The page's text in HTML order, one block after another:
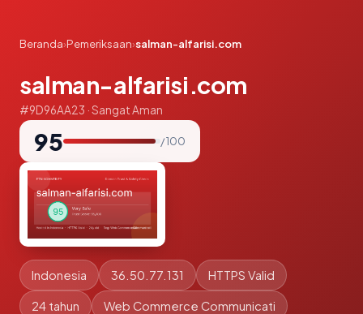
Beranda›Pemeriksaan›salman-alfarisi.com
salman-alfarisi.com
#9D96AA23 · Sangat Aman
95 / 100
Indonesia 36.50.77.131 HTTPS Valid
24 tahun Web Commerce Communicati